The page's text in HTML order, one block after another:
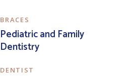
BRACES
Pediatric and Family
Dentistry
DENTIST